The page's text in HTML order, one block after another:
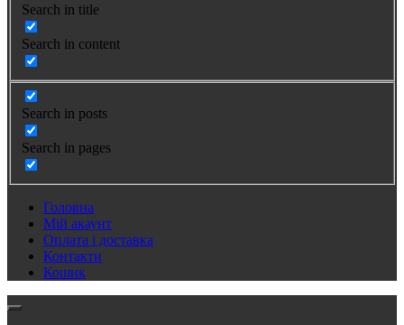
Search in title
Search in content
Search in posts
Search in pages
Головна
Мій акаунт
Оплата і доставка
Контакти
Кошик